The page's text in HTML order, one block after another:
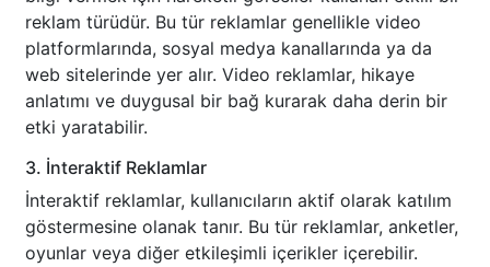
reklam türüdür. Bu tür reklamlar genellikle video
platformlarında, sosyal medya kanallarında ya da
web sitelerinde yer alır. Video reklamlar, hikaye
anlatımı ve duygusal bir bağ kurarak daha derin bir
etki yaratabilir.
3. İnteraktif Reklamlar
İnteraktif reklamlar, kullanıcıların aktif olarak katılım
göstermesine olanak tanır. Bu tür reklamlar, anketler,
oyunlar veya diğer etkileşimli içerikler içerebilir.